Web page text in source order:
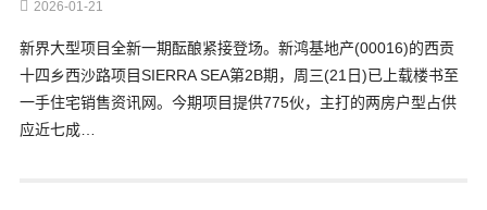
2026-01-21
新界大型项目全新一期酝酿紧接登场。新鸿基地产(00016)的西贡
十四乡西沙路项目SIERRA SEA第2B期，周三(21日)已上载楼书至
一手住宅销售资讯网。今期项目提供775伙，主打的两房户型占供
应近七成…